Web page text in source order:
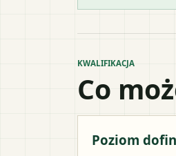
KWALIFIKACJA
Co
Poziom